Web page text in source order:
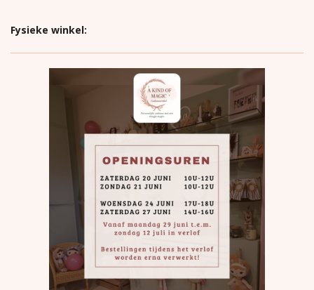
Fysieke winkel: